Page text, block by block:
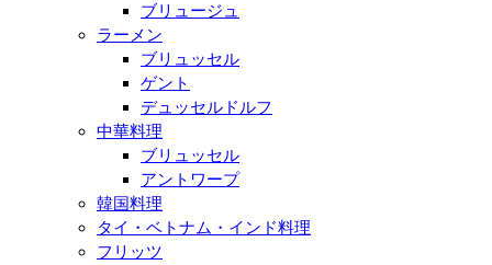
ブリュージュ
ラーメン
ブリュッセル
ゲント
デュッセルドルフ
中華料理
ブリュッセル
アントワープ
韓国料理
タイ・ベトナム・インド料理
フリッツ